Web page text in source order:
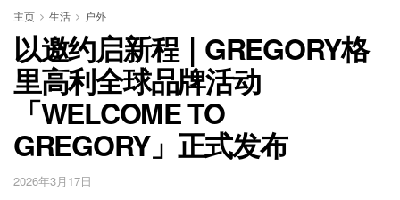
主页 生活 户外
以邀约启新程｜GREGORY格
里高利全球品牌活动
「WELCOME TO
GREGORY」正式发布
2026年3月17日